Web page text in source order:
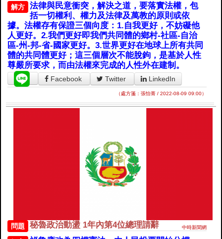
解方
法律與民意衝突，解決之道，要落實法權，包
括一切權利、權力及法律及萬教的原則或依
據。法權存有保證三個向度：1.自我更好，不妨礙他
人更好。2.我們更好即我們共同體的鄉村-社區-自治
區-州-邦-省-國家更好。3.世界更好在地球上所有共同
體的共同體更好；這三個層次不能脫鉤，是基於人性
尊嚴所要求，而由法權來完成的人性外在建制。
Facebook Twitter LinkedIn
（處方箋：張怡菁 / 2022-08-09 09:00）
問題 秘魯政治動盪 1年內第4位總理請辭 中時新聞網